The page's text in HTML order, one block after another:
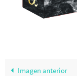
Imagen anterior